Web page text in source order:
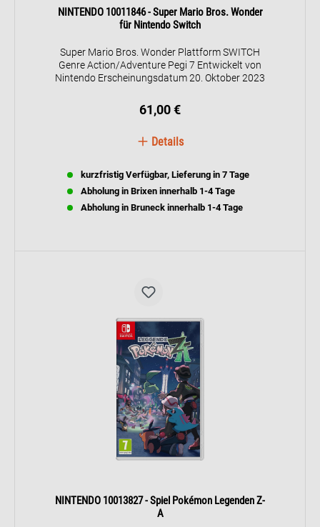
NINTENDO 10011846 - Super Mario Bros. Wonder
für Nintendo Switch
Super Mario Bros. Wonder Plattform SWITCH
Genre Action/Adventure Pegi 7 Entwickelt von
Nintendo Erscheinungsdatum 20. Oktober 2023
61,00 €
Details
kurzfristig Verfügbar, Lieferung in 7 Tage
Abholung in Brixen innerhalb 1-4 Tage
Abholung in Bruneck innerhalb 1-4 Tage
NINTENDO 10013827 - Spiel Pokémon Legenden Z-
A